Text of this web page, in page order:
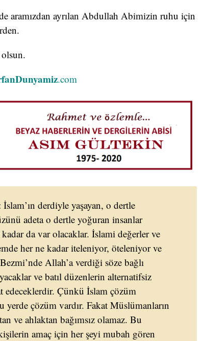
aramızdan ayrılan Abdullah Abimizin ruhu için
olsun.
.com
İslam’ın derdiyle yaşayan, o dertle
adeta o dertle yoğuran insanlar
kadar da var olacaklar. İslami değerler ve
her ne kadar iteleniyor, öteleniyor ve
Allah’a verdiği söze bağlı
ve batıl düzenlerin alternatifsiz
edeceklerdir. Çünkü İslam çözüm
yerde çözüm vardır. Fakat Müslümanların
ve ahlaktan bağımsız olamaz. Bu
amaç için her şeyi mubah gören